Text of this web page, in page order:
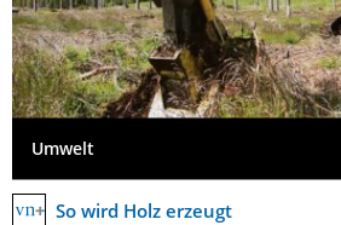
Umwelt
So wird Holz erzeugt